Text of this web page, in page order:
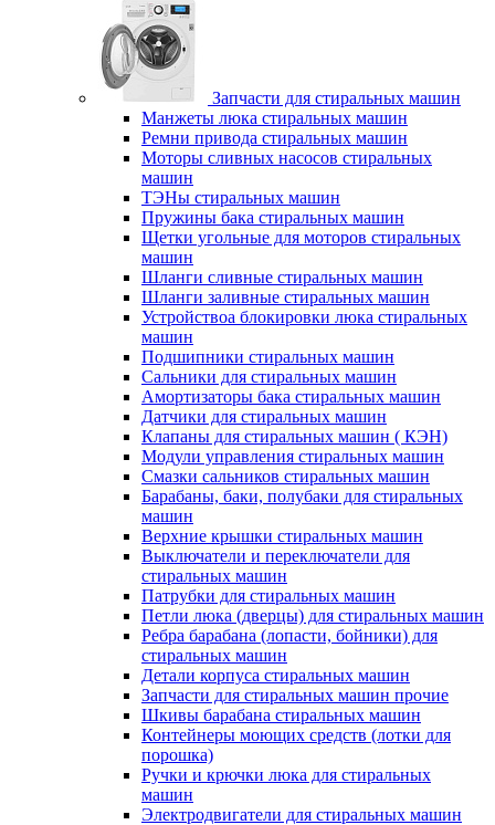
Запчасти для стиральных машин
Манжеты люка стиральных машин
Ремни привода стиральных машин
Моторы сливных насосов стиральных
машин
ТЭНы стиральных машин
Пружины бака стиральных машин
Щетки угольные для моторов стиральных
машин
Шланги сливные стиральных машин
Шланги заливные стиральных машин
Устройствоа блокировки люка стиральных
машин
Подшипники стиральных машин
Сальники для стиральных машин
Амортизаторы бака стиральных машин
Датчики для стиральных машин
Клапаны для стиральных машин ( КЭН)
Модули управления стиральных машин
Смазки сальников стиральных машин
Барабаны, баки, полубаки для стиральных
машин
Верхние крышки стиральных машин
Выключатели и переключатели для
стиральных машин
Патрубки для стиральных машин
Петли люка (дверцы) для стиральных машин
Ребра барабана (лопасти, бойники) для
стиральных машин
Детали корпуса стиральных машин
Запчасти для стиральных машин прочие
Шкивы барабана стиральных машин
Контейнеры моющих средств (лотки для
порошка)
Ручки и крючки люка для стиральных
машин
Электродвигатели для стиральных машин